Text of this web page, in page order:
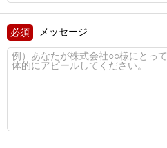
メッセージ